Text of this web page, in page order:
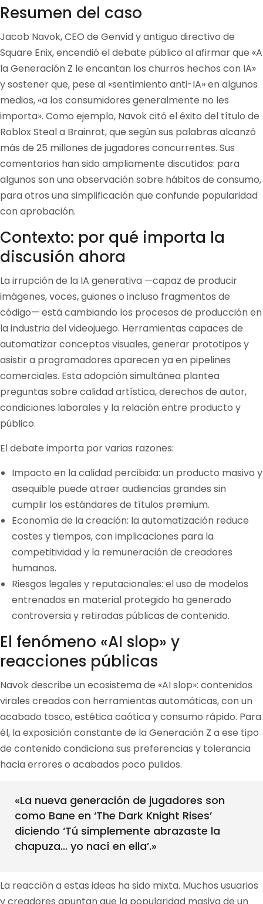
Resumen del caso
Jacob Navok, CEO de Genvid y antiguo directivo de
Square Enix, encendió el debate público al afirmar que «A
la Generación Z le encantan los churros hechos con IA»
y sostener que, pese al «sentimiento anti-IA» en algunos
medios, «a los consumidores generalmente no les
importa». Como ejemplo, Navok citó el éxito del título de
Roblox Steal a Brainrot, que según sus palabras alcanzó
más de 25 millones de jugadores concurrentes. Sus
comentarios han sido ampliamente discutidos: para
algunos son una observación sobre hábitos de consumo,
para otros una simplificación que confunde popularidad
con aprobación.
Contexto: por qué importa la
discusión ahora
La irrupción de la IA generativa —capaz de producir
imágenes, voces, guiones o incluso fragmentos de
código— está cambiando los procesos de producción en
la industria del videojuego. Herramientas capaces de
automatizar conceptos visuales, generar prototipos y
asistir a programadores aparecen ya en pipelines
comerciales. Esta adopción simultánea plantea
preguntas sobre calidad artística, derechos de autor,
condiciones laborales y la relación entre producto y
público.
El debate importa por varias razones:
Impacto en la calidad percibida: un producto masivo y
asequible puede atraer audiencias grandes sin
cumplir los estándares de títulos premium.
Economía de la creación: la automatización reduce
costes y tiempos, con implicaciones para la
competitividad y la remuneración de creadores
humanos.
Riesgos legales y reputacionales: el uso de modelos
entrenados en material protegido ha generado
controversia y retiradas públicas de contenido.
El fenómeno «AI slop» y
reacciones públicas
Navok describe un ecosistema de «AI slop»: contenidos
virales creados con herramientas automáticas, con un
acabado tosco, estética caótica y consumo rápido. Para
él, la exposición constante de la Generación Z a ese tipo
de contenido condiciona sus preferencias y tolerancia
hacia errores o acabados poco pulidos.
«La nueva generación de jugadores son
como Bane en ‘The Dark Knight Rises’
diciendo ‘Tú simplemente abrazaste la
chapuza… yo nací en ella’.»
La reacción a estas ideas ha sido mixta. Muchos usuarios